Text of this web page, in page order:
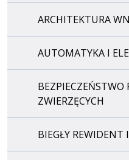
ARCHITEKTURA
AUTOMATYKA I
BEZPIECZEŃSTWO
ZWIERZĘCYCH
BIEGŁY